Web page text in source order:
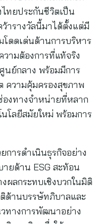
ทยประกันชีวิตเป็น
ารางวัลนี้มาได้ตั้งแต่มี
โดดเด่นด้านการบริหาร
ามต้องการที่แท้จริง
นย์กลาง พร้อมมีการ
วามคุ้มครองสุขภาพ
องทางจำหน่ายที่หลาก
โลยีสมัยใหม่ พร้อมการ
การดำเนินธุรกิจอย่าง
ยด้าน ESG สะท้อน
ผลกระทบเชิงบวกในมิติ
ด้านบรรษัทภิบาลและ
ทางการพัฒนาอย่าง